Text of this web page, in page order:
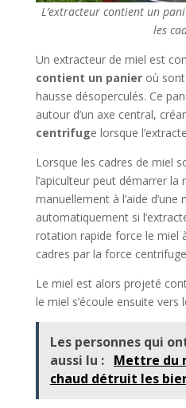
L’extracteur contient un
les
Un extracteur de miel est
contient un panieroù sont
hausse désoperculés. Ce
autour d’un axe central,
centrifuge lorsque
Lorsque les cadres de miel
l’apiculteur peut démarrer la
manuellement à l’aide d’une
automatiquement si
rotation rapide force le miel
cadres par la force
Le miel est alors projeté
le miel s’écoule ensuite vers
Les personnes qui
aussi lu : Mettre du
chaud détruit les